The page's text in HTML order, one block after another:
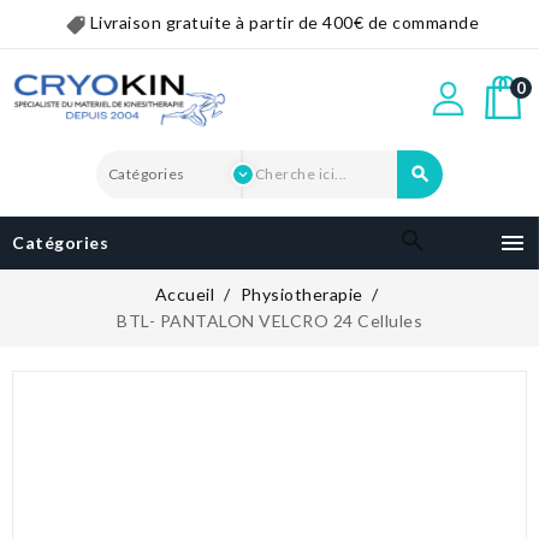
Livraison gratuite à partir de 400€ de commande
0

Catégories 
Accueil
Physiotherapie
BTL- PANTALON VELCRO 24 Cellules